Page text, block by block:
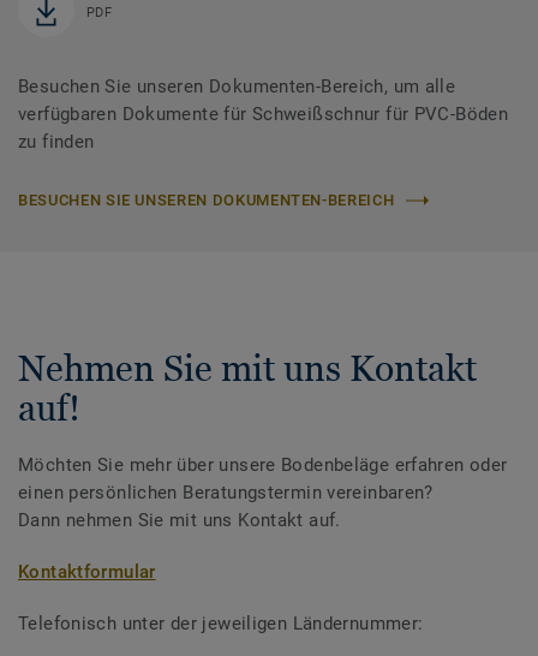
PDF
Besuchen Sie unseren Dokumenten-Bereich, um alle
verfügbaren Dokumente für Schweißschnur für PVC-Böden
zu finden
BESUCHEN SIE UNSEREN DOKUMENTEN-BEREICH
Nehmen Sie mit uns Kontakt
auf!
Möchten Sie mehr über unsere Bodenbeläge erfahren oder
einen persönlichen Beratungstermin vereinbaren?
Dann nehmen Sie mit uns Kontakt auf.
Kontaktformular
Telefonisch unter der jeweiligen Ländernummer: